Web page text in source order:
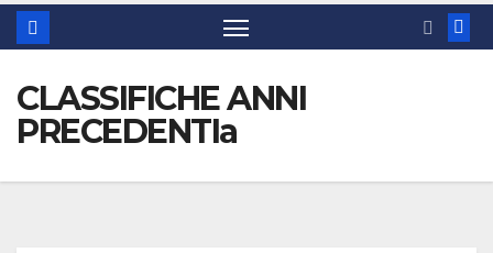
CLASSIFICHE ANNI
PRECEDENTIa